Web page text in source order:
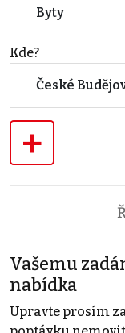
Byty
Kde?
České
+
Vašemu
nabídka
Upravte prosím